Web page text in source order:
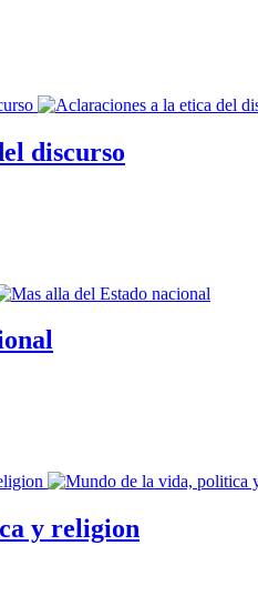
discurso
y religion